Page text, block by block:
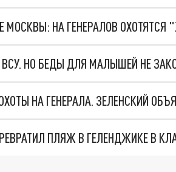
МОСКВЫ: НА ГЕНЕРАЛОВ
НО БЕДЫ ДЛЯ МАЛЫШЕЙ НЕ
ПЛЯЖ В ГЕЛЕНДЖИКЕ В